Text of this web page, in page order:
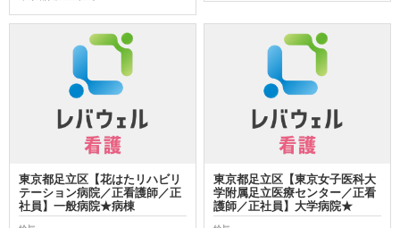
東京都足立区【花はたリハビリ
テーション病院／正看護師／正
社員】一般病院★病棟
東京都足立区【東京女子医科大
学附属足立医療センター／正看
護師／正社員】大学病院★